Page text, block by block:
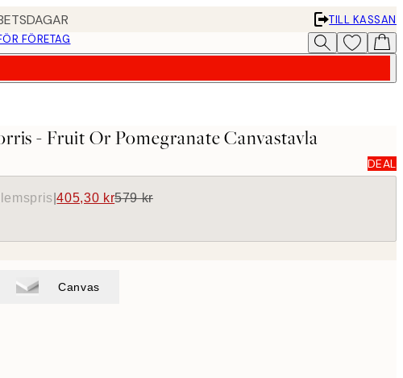
TILL KASSAN
FÖRETAG
- Fruit Or Pomegranate Canvastavla
DEAL
|405,30 kr579 kr
Canvas